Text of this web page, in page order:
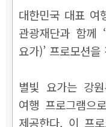
대한민국 대표 여
관광재단과 함께
요가)’ 프로모션
별빛 요가는 강
여행 프로그램으
제공한다. 이 프